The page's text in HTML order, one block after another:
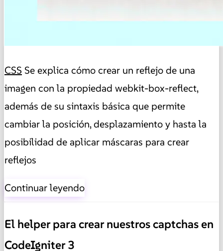
CSS Se explica cómo crear un reflejo de una
imagen con la propiedad webkit-box-reflect,
además de su sintaxis básica que permite
cambiar la posición, desplazamiento y hasta la
posibilidad de aplicar máscaras para crear
reflejos
Continuar leyendo
El helper para crear nuestros captchas en
CodeIgniter 3